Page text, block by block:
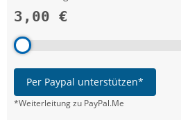
3,00 €
Per Paypal unterstützen*
*Weiterleitung zu PayPal.Me